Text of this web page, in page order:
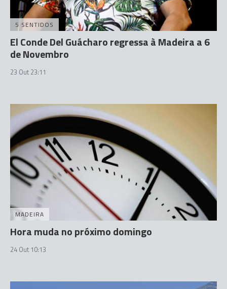
5 SENTIDOS
El Conde Del Guácharo regressa à Madeira a 6
de Novembro
23 Out 23:11
MADEIRA
Hora muda no próximo domingo
24 Out 10:13